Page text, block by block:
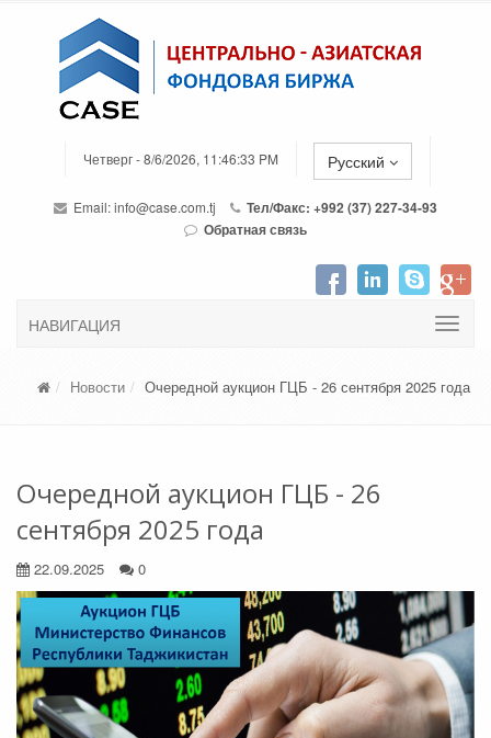
Четверг - 8/6/2026, 11:46:33 PM Русский
Email:info@case.com.tj
Тел/Факс: +992 (37) 227-34-93
Обратная связь
НАВИГАЦИЯ
Новости Очередной аукцион ГЦБ - 26 сентября 2025 года
Очередной аукцион ГЦБ - 26
сентября 2025 года
22.09.2025 0